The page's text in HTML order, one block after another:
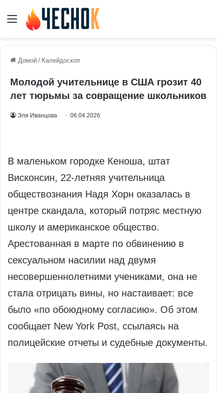
Меню
Домой / Калейдоскоп
Молодой учительнице в США грозит 40
лет тюрьмы за совращение школьников
Эля Иванцова 06.04.2026
В маленьком городке Кеноша, штат
Висконсин, 22-летняя учительница
обществознания Надя Хорн оказалась в
центре скандала, который потряс местную
школу и американское общество.
Арестованная в марте по обвинению в
сексуальном насилии над двумя
несовершеннолетними учениками, она не
стала отрицать вины, но настаивает: все
было «по обоюдному согласию». Об этом
сообщает New York Post, ссылаясь на
полицейские отчеты и судебные документы.